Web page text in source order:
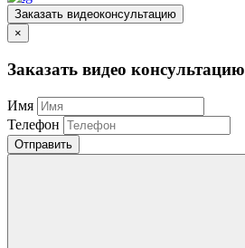
Заказать видеоконсультацию
×
Заказать видео консультацию
Имя
Телефон
Отправить